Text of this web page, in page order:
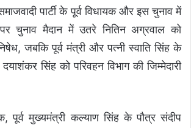
पार्टी के पूर्व विधायक और इस चुनाव में
चुनाव मैदान में उतरे नितिन अग्रवाल को
जबकि पूर्व मंत्री और पत्नी स्वाति सिंह के
सिंह को परिवहन विभाग की जिम्मेदारी
पूर्व मुख्यमंत्री कल्याण सिंह के पौत्र संदीप